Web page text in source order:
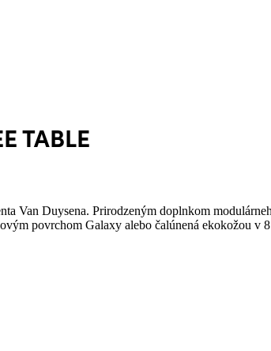
TABLE
Van Duysena. Prirodzeným doplnkom
povrchom Galaxy alebo čalúnená ekokožou v